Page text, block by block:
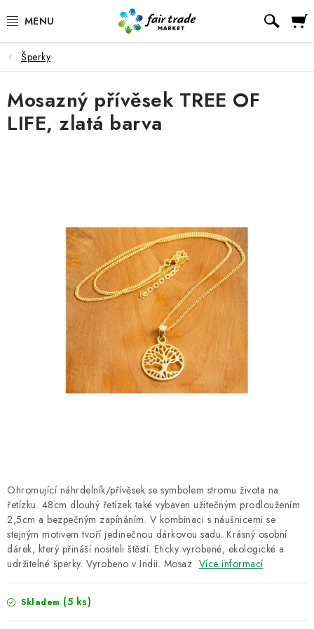
na
SLEVY, DOPRODEJ
KÁVA
ČOKOLÁDA
RÝŽE, QUINOA, ČOČKA
CUKROVINKY, SLADKOSTI, POMAZÁNKY
ŘEMESLNÉ VÝROBKY
Obchodní podmínky Doprava a platba
Kontakt
O Fair Trade
Napište nám
Hodnocení obchodu
Ochrana osobních údajů
Šperky
Ohromující náhrdelník/přívěsek se symbolem stromu života na
řetízku. 48cm dlouhý řetízek také vybaven užitečným prodloužením
2,5cm a bezpečným zapínáním. V kombinaci s náušnicemi se
stejným motivem tvoří jedinečnou dárkovou sadu. Krásný osobní
dárek, který přináší nositeli štěstí. Eticky vyrobené, ekologické a
udržitelné šperky. Vyrobeno v Indii. Mosaz Více informací
Skladem (5 ks)
Mosazný přívěsek TREE OF
LIFE, zlatá barva